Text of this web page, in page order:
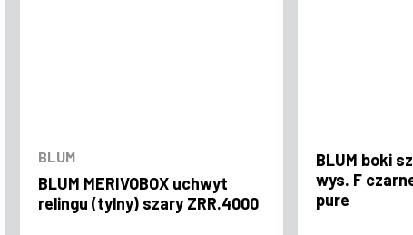
BLUM
BLUM MERIVOBOX uchwyt
relingu (tylny) szary ZRR.4000
BLUM boki
wys. F
pure